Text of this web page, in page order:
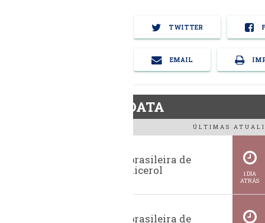
TWITTER
EMAIL
BiodieselDATA
ÚLTIMAS
Exportação brasileira de
glicerina e glicerol
1 DIA
ATRÁS
Exportação brasileira de